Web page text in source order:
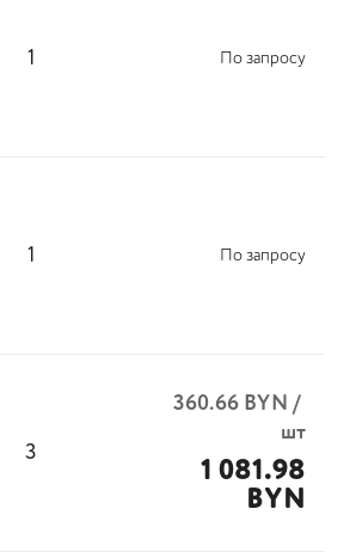
1 По запросу
1 По запросу
3
360.66BYN/
шт
1 081.98
BYN